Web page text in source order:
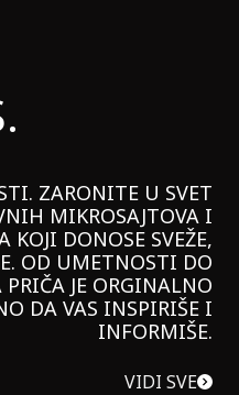
ZARONITE U SVET
MIKROSAJTOVA I
KOJI DONOSE SVEŽE,
OD UMETNOSTI DO
PRIČA JE ORGINALNO
DA VAS INSPIRIŠE I
INFORMIŠE.
VIDI SVE